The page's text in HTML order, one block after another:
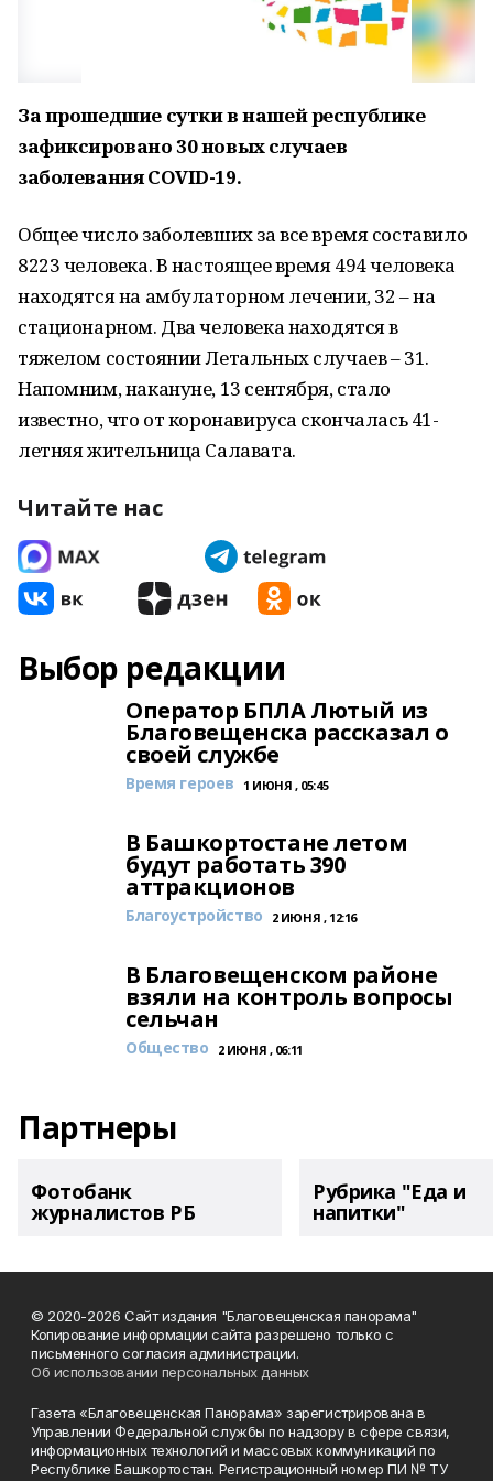
За прошедшие сутки в нашей республике
зафиксировано 30 новых случаев
заболевания COVID-19.
Общее число заболевших за все время составило
8223 человека. В настоящее время 494 человека
находятся на амбулаторном лечении, 32 – на
стационарном. Два человека находятся в
тяжелом состоянии Летальных случаев – 31.
Напомним, накануне, 13 сентября, стало
известно, что от коронавируса cкончалась 41-
летняя жительница Салавата.
Читайте нас
Выбор редакции
Оператор БПЛА Лютый из
Благовещенска рассказал о
своей службе
Время героев 1 ИЮНЯ , 05:45
В Башкортостане летом
будут работать 390
аттракционов
Благоустройство 2 ИЮНЯ , 12:16
В Благовещенском районе
взяли на контроль вопросы
сельчан
Общество 2 ИЮНЯ , 06:11
Партнеры
Фотобанк
журналистов РБ
Рубрика "Еда и
напитки"
© 2020-2026 Сайт издания "Благовещенская панорама"
Копирование информации сайта разрешено только с
письменного согласия администрации.
Об использовании персональных данных
Газета «Благовещенская Панорама» зарегистрирована в
Управлении Федеральной службы по надзору в сфере связи,
информационных технологий и массовых коммуникаций по
Республике Башкортостан. Регистрационный номер ПИ № ТУ